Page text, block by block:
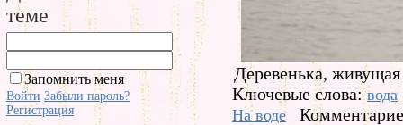
теме
Запомнить меня
Войти Забыли пароль?
Регистрация
Деревенька, живущая
Ключевые слова:вода
На воде